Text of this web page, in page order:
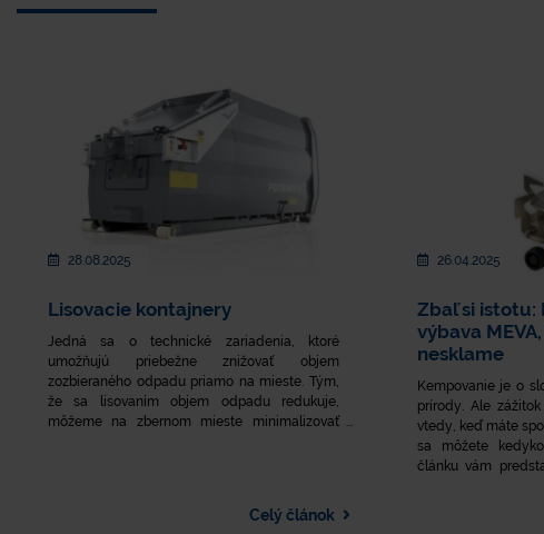
28.08.2025
Lisovacie kontajnery
Jedná sa o technické zariadenia, ktoré
umožňujú priebežne znižovať objem
zozbieraného odpadu priamo na mieste. Tým,
že sa lisovaním objem odpadu redukuje,
môžeme na zbernom mieste minimalizovať
Celý článok
26.04.2025
Zbaľ si istotu:
výbava
nesklame
Kempovanie je o
prírody. Ale
vtedy, keď máte
sa môžete
článku vám
vám spríjemnia